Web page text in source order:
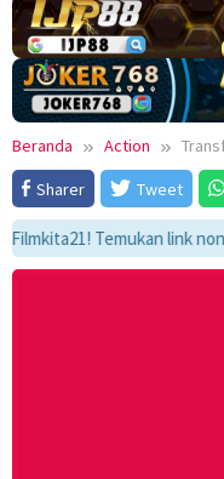
Beranda Action
Sharer
Tweet
Temukan link